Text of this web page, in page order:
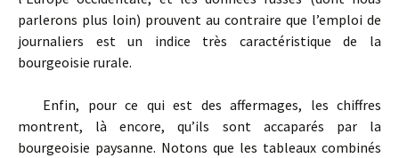
parlerons plus loin) prouvent au contraire que l’emploi de
journaliers est un indice très caractéristique de la
bourgeoisie rurale.
Enfin, pour ce qui est des affermages, les chiffres
montrent, là encore, qu’ils sont accaparés par la
bourgeoisie paysanne. Notons que les tableaux combinés